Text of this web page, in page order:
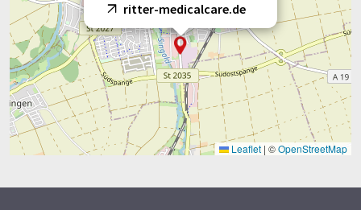
ritter-medicalcare.de
Leaflet | ©OpenStreetMap